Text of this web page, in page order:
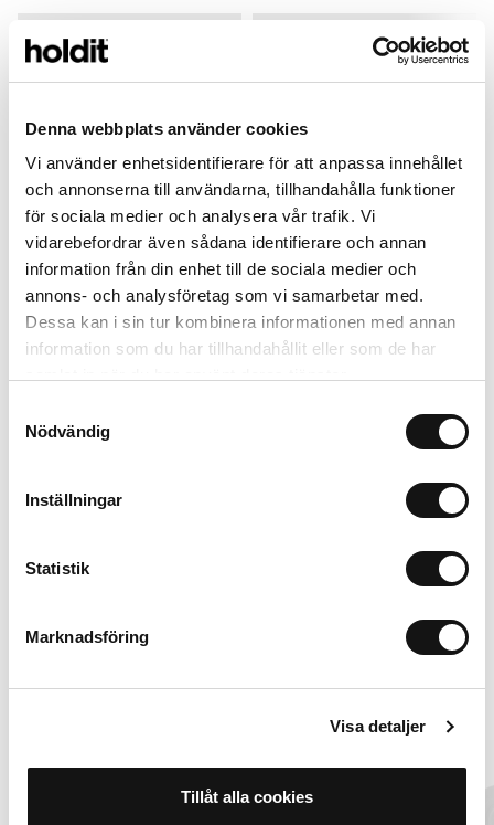
Denna webbplats använder cookies
Vi använder enhetsidentifierare för att anpassa innehållet
och annonserna till användarna, tillhandahålla funktioner
för sociala medier och analysera vår trafik. Vi
vidarebefordrar även sådana identifierare och annan
information från din enhet till de sociala medier och
annons- och analysföretag som vi samarbetar med.
Dessa kan i sin tur kombinera informationen med annan
information som du har tillhandahållit eller som de har
Nödvändig
Inställningar
Statistik
Marknadsföring
Visa detaljer
Tillåt alla cookies
Limited Edition
MagSafe Fit
Card Holder
Black Crinkle
Solid Silicone Case
Wool Gray
+
Vaihtoehdot